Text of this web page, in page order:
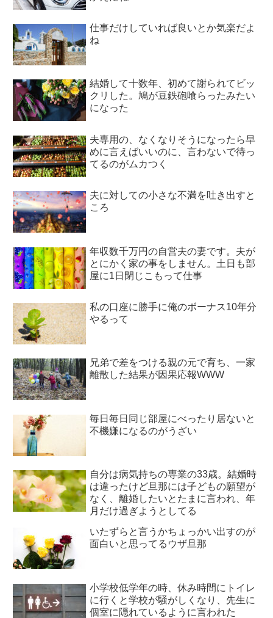
仕事だけしていれば良いとか気楽だよ
ね
結婚して十数年、初めて謝られてビッ
クリした。鳩が豆鉄砲喰らったみたい
になった
夫専用の、なくなりそうになったら早
めに言えばいいのに、言わないで待っ
てるのがムカつく
夫に対しての小さな不満を吐き出すと
ころ
年収数千万円の自営夫の妻です。夫が
とにかく家の事をしません。土日も部
屋に1日閉じこもって仕事
私の口座に勝手に俺のボーナス10年分
やるって
兄弟で差をつける親の元で育ち、一家
離散した結果が因果応報WWW
毎日毎日同じ部屋にべったり居ないと
不機嫌になるのがうざい
自分は病気持ちの専業の33歳。結婚時
は違ったけど旦那には子どもの願望が
なく、離婚したいとたまに言われ、年
月だけ過ぎようとしてる
いたずらと言うかちょっかい出すのが
面白いと思ってるウザ旦那
小学校低学年の時、休み時間にトイレ
に行くと学校が騒がしくなり、先生に
個室に隠れているように言われた